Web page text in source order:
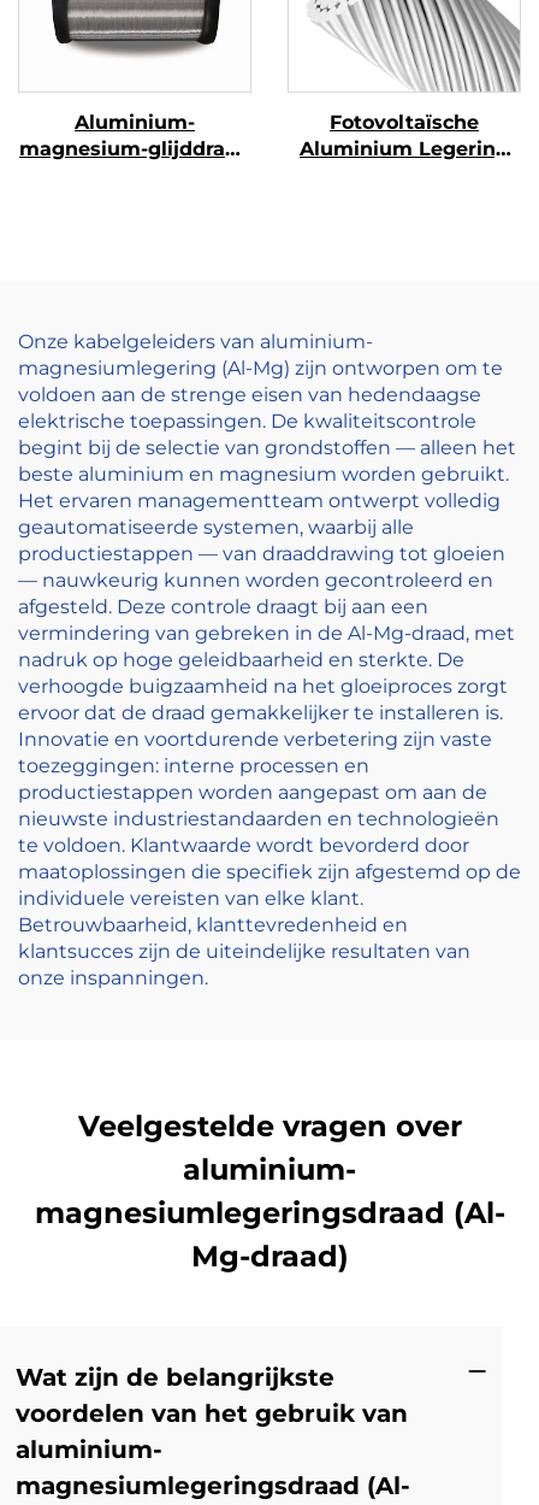
Aluminium-
magnesium-glijddraad
Fotovoltaïsche
Aluminium Legering
Onze kabelgeleiders van aluminium-
magnesiumlegering (Al-Mg) zijn ontworpen om te
voldoen aan de strenge eisen van hedendaagse
elektrische toepassingen. De kwaliteitscontrole
begint bij de selectie van grondstoffen — alleen het
beste aluminium en magnesium worden gebruikt.
Het ervaren managementteam ontwerpt volledig
geautomatiseerde systemen, waarbij alle
productiestappen — van draaddrawing tot gloeien
— nauwkeurig kunnen worden gecontroleerd en
afgesteld. Deze controle draagt bij aan een
vermindering van gebreken in de Al-Mg-draad, met
nadruk op hoge geleidbaarheid en sterkte. De
verhoogde buigzaamheid na het gloeiproces zorgt
ervoor dat de draad gemakkelijker te installeren is.
Innovatie en voortdurende verbetering zijn vaste
toezeggingen: interne processen en
productiestappen worden aangepast om aan de
nieuwste industriestandaarden en technologieën
te voldoen. Klantwaarde wordt bevorderd door
maatoplossingen die specifiek zijn afgestemd op de
individuele vereisten van elke klant.
Betrouwbaarheid, klanttevredenheid en
klantsucces zijn de uiteindelijke resultaten van
onze inspanningen.
Veelgestelde vragen over
aluminium-
magnesiumlegeringsdraad (Al-
Mg-draad)
Wat zijn de belangrijkste
voordelen van het gebruik van
aluminium-
magnesiumlegeringsdraad (Al-